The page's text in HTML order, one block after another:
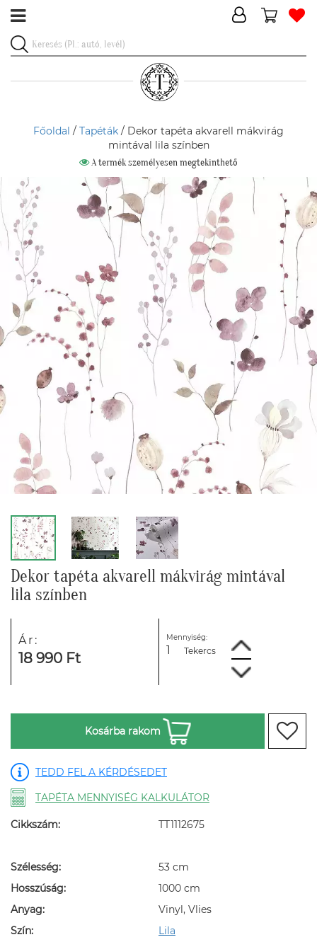
Főoldal / Tapéták / Dekor tapéta akvarell mákvirág
mintával lila színben
A termék személyesen megtekinthető
Dekor tapéta akvarell mákvirág mintával
lila színben
Ár:
18 990 Ft
Mennyiség:
Tekercs
Kosárba rakom
TEDD FEL A KÉRDÉSEDET
TAPÉTA MENNYISÉG KALKULÁTOR
Cikkszám: TT1112675
Szélesség:
53 cm
Hosszúság:
1000 cm
Anyag:
Vinyl, Vlies
Szín:
Lila